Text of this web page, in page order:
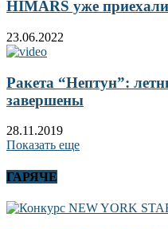
HIMARS уже
23.06.2022
Ракета “Нептун”:
завершены
28.11.2019
Показать еще
ГАРЯЧЕ